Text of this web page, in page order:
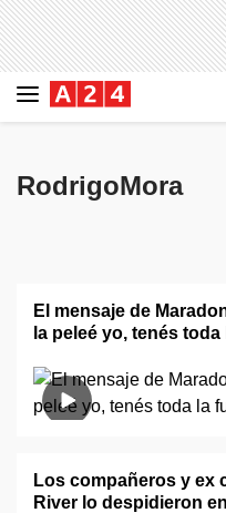
RodrigoMora
El mensaje de
la peleé yo, tenés
Los compañeros y ex
River lo despidieron